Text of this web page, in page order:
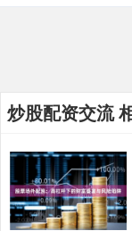
炒股配资交流